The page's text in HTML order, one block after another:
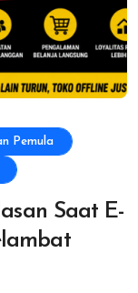
Pemula
Saat E-